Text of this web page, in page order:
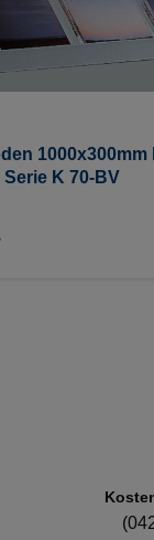
1000x300mm
Serie K 70-BV